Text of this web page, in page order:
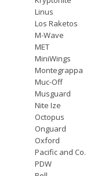
Linus
Los Raketos
M-Wave
MET
MiniWings
Montegrappa
Muc-Off
Musguard
Nite Ize
Octopus
Onguard
Oxford
Pacific and Co.
PDW